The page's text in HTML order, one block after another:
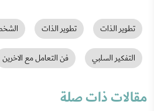
تطوير الذات تطوير الذات
التفكير السلبي فن التعامل مع الاخرين
مقالات ذات صلة